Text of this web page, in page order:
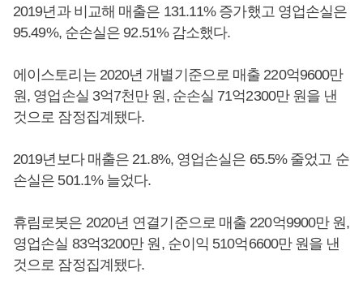
2019년과 비교해 매출은 131.11% 증가했고 영업손실은
95.49%, 순손실은 92.51% 감소했다.
에이스토리는 2020년 개별기준으로 매출 220억9600만
원, 영업손실 3억7천만 원, 순손실 71억2300만 원을 낸
것으로 잠정집계됐다.
2019년보다 매출은 21.8%, 영업손실은 65.5% 줄었고 순
손실은 501.1% 늘었다.
휴림로봇은 2020년 연결기준으로 매출 220억9900만 원,
영업손실 83억3200만 원, 순이익 510억6600만 원을 낸
것으로 잠정집계됐다.